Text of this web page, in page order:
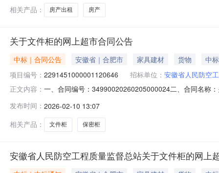
相关产品：
房产出租 房产
关于文件柜的网上超市合同公告
中标｜合同公告 安徽省｜合肥市 家具建材 货物
中
项目编号： 2291451000001120646 招标单位： 安徽省人民防空
正文内容： 一、合同编号：34990020260205000024二、合同名称
地址：河南省洛阳市偃师市偃师市高龙镇石牛村联系方
发布时间： 2026-02-10 13:07
相关产品：
文件柜 保密柜
安徽省人民防空工程质量监督总站关于文件柜的网上